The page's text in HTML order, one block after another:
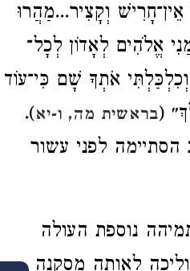
וְקָצִיר...מַהֲרוּ
אֱלֹהִים לְאָדוֹן לְכָל־
אֹתְךָ שָׁם כִּי־עוֹד
(בראשית מה, ו-יא).
לפני עשור
נוספת העולה